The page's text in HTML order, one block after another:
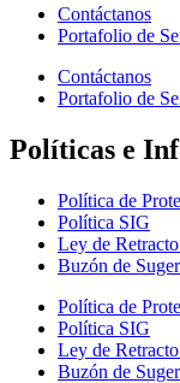
Contáctanos
Portafolio de
Contáctanos
Portafolio de
Políticas e
Política de
Política SIG
Ley de
Buzón de
Política de
Política SIG
Ley de
Buzón de